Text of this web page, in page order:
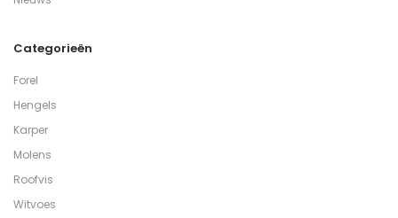
Categorieën
Forel
Hengels
Karper
Molens
Roofvis
Witvoes